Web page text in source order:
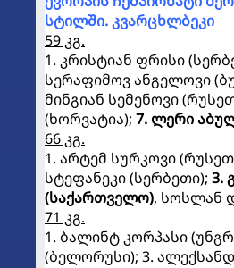
სტილში. კვარცხლბეკი
59 კგ.
1. კრისტიან ფრისი
სერაფიმოვ ანგელოვი
მინგიან სემენოვი
(ხორვატია); 7. ლერი
66 კგ.
1. არტემ სურკოვი
სტეფანეკი (სერბეთი); 3.
(საქართველო), სოსლან
71 კგ.
1. ბალინტ კორპასი
(ბელორუსი); 3.